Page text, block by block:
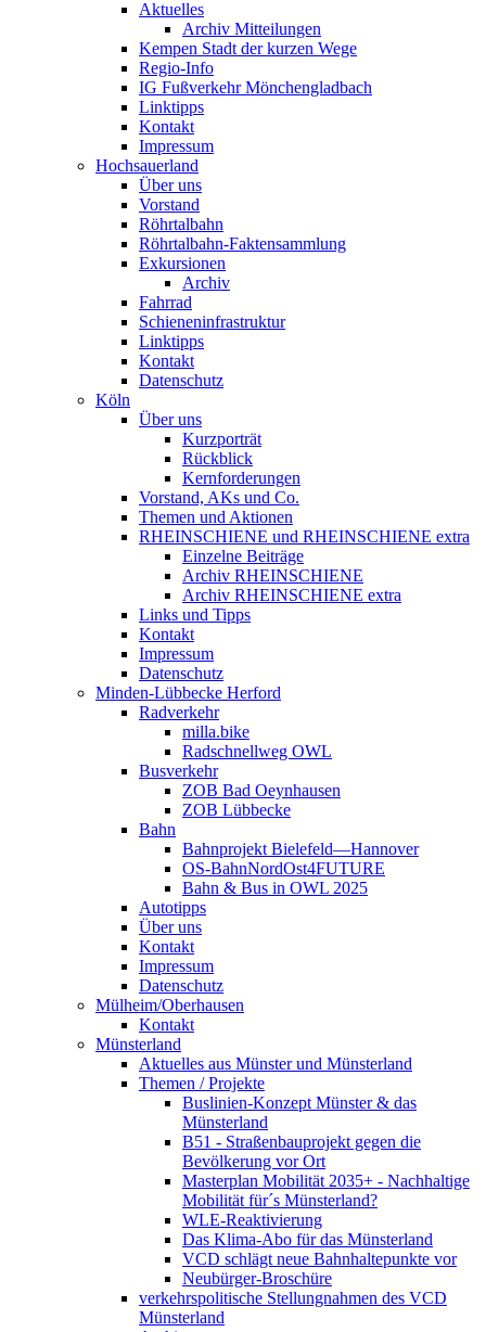
Aktuelles
Archiv Mitteilungen
Kempen Stadt der kurzen Wege
Regio-Info
IG Fußverkehr Mönchengladbach
Linktipps
Kontakt
Impressum
Hochsauerland
Über uns
Vorstand
Röhrtalbahn
Röhrtalbahn-Faktensammlung
Exkursionen
Archiv
Fahrrad
Schieneninfrastruktur
Linktipps
Kontakt
Datenschutz
Köln
Über uns
Kurzporträt
Rückblick
Kernforderungen
Vorstand, AKs und Co.
Themen und Aktionen
RHEINSCHIENE und RHEINSCHIENE extra
Einzelne Beiträge
Archiv RHEINSCHIENE
Archiv RHEINSCHIENE extra
Links und Tipps
Kontakt
Impressum
Datenschutz
Minden-Lübbecke Herford
Radverkehr
milla.bike
Radschnellweg OWL
Busverkehr
ZOB Bad Oeynhausen
ZOB Lübbecke
Bahn
Bahnprojekt Bielefeld—Hannover
OS-BahnNordOst4FUTURE
Bahn & Bus in OWL 2025
Autotipps
Über uns
Kontakt
Impressum
Datenschutz
Mülheim/Oberhausen
Kontakt
Münsterland
Aktuelles aus Münster und Münsterland
Themen / Projekte
Buslinien-Konzept Münster & das
Münsterland
B51 - Straßenbauprojekt gegen die
Bevölkerung vor Ort
Masterplan Mobilität 2035+ - Nachhaltige
Mobilität für´s Münsterland?
WLE-Reaktivierung
Das Klima-Abo für das Münsterland
VCD schlägt neue Bahnhaltepunkte vor
Neubürger-Broschüre
verkehrspolitische Stellungnahmen des VCD
Münsterland